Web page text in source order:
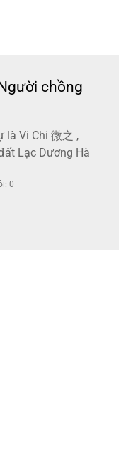
chồng
là Vi Chi 微之 ,
Lạc Dương Hà
0